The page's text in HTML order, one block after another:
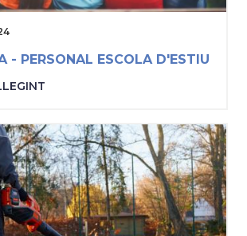
- PERSONAL ESCOLA D'ESTIU